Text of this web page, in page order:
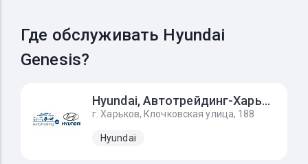
Где обслуживать Hyundai
Genesis?
Hyundai, Автотрейдинг-Харьков
г. Харьков, Клочковская улица, 188
Hyundai